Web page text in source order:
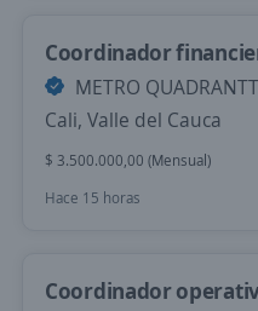
Coordinador
METRO
Cali, Valle del Cauca
$ 3.500.000,00 (Mensual)
Hace 15 horas
Coordinador